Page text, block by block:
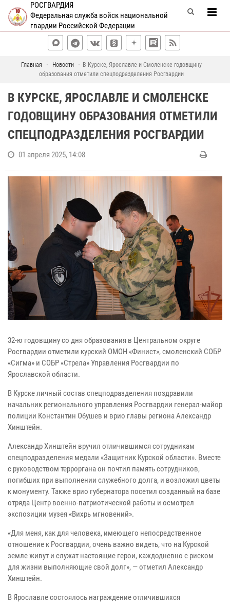
РОСГВАРДИЯ
Федеральная служба войск национальной
гвардии Российской Федерации
Главная Новости
В Курске, Ярославле и Смоленске годовщину
образования отметили спецподразделения Росгвардии
В КУРСКЕ, ЯРОСЛАВЛЕ И СМОЛЕНСКЕ
ГОДОВЩИНУ ОБРАЗОВАНИЯ ОТМЕТИЛИ
СПЕЦПОДРАЗДЕЛЕНИЯ РОСГВАРДИИ
01 апреля 2025, 14:08
32-ю годовщину со дня образования в Центральном округе
Росгвардии отметили курский ОМОН «Финист», смоленский СОБР
«Сигма» и СОБР «Стрела» Управления Росгвардии по
Ярославской области.
В Курске личный состав спецподразделения поздравили
начальник регионального управления Росгвардии генерал-майор
полиции Константин Обушев и врио главы региона Александр
Хинштейн.
Александр Хинштейн вручил отличившимся сотрудникам
спецподразделения медали «Защитник Курской области». Вместе
с руководством терроргана он почтил память сотрудников,
погибших при выполнении служебного долга, и возложил цветы
к монументу. Также врио губернатора посетил созданный на базе
отряда Центр военно-патриотической работы и осмотрел
экспозиции музея «Вихрь мгновений».
«Для меня, как для человека, имеющего непосредственное
отношение к Росгвардии, очень важно видеть, что на Курской
земле живут и служат настоящие герои, каждодневно с риском
для жизни выполняющие свой долг», — отметил Александр
Хинштейн.
В Ярославле состоялось награждение отличившихся